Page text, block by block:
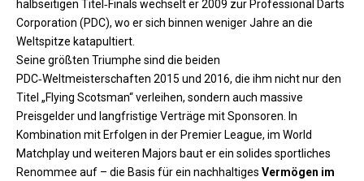
halbseitigen Titel‑Finals wechselt er 2009 zur Professional Darts
Corporation (PDC), wo er sich binnen weniger Jahre an die
Weltspitze katapultiert.
Seine größten Triumphe sind die beiden
PDC‑Weltmeisterschaften 2015 und 2016, die ihm nicht nur den
Titel „Flying Scotsman“ verleihen, sondern auch massive
Preisgelder und langfristige Verträge mit Sponsoren. In
Kombination mit Erfolgen in der Premier League, im World
Matchplay und weiteren Majors baut er ein solides sportliches
Renommee auf – die Basis für ein nachhaltiges Vermögen im